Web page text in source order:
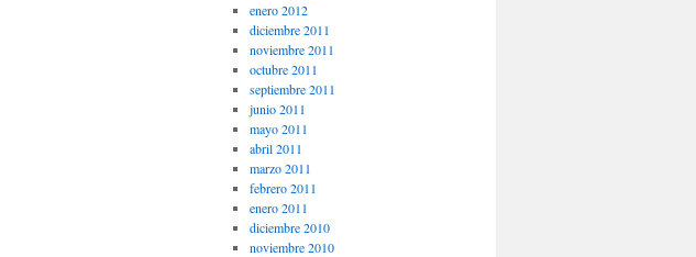
enero 2012
diciembre 2011
noviembre 2011
octubre 2011
septiembre 2011
junio 2011
mayo 2011
abril 2011
marzo 2011
febrero 2011
enero 2011
diciembre 2010
noviembre 2010